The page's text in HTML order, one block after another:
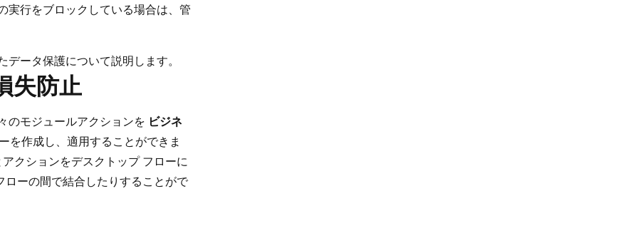
実行をブロックしている場合は、管
ータ保護について説明します。
失防止
のモジュールアクションを ビジネ
を作成し、適用することができま
クションをデスクトップ フローに
ーの間で結合したりすることがで